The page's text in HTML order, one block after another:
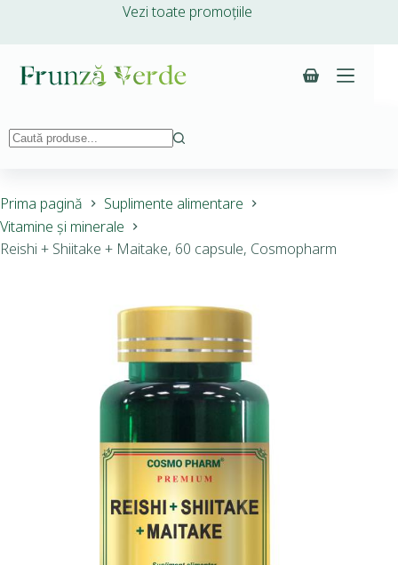
Vezi toate promoțiile
Prima pagină
Suplimente alimentare
Vitamine și minerale
Reishi + Shiitake + Maitake, 60 capsule, Cosmopharm